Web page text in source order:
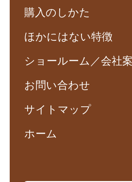
購入のしかた
ほかにはない特徴
ショールーム／会社
お問い合わせ
サイトマップ
ホーム